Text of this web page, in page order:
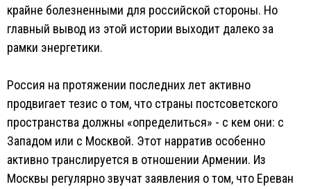
крайне болезненными для российской стороны. Но
главный вывод из этой истории выходит далеко за
рамки энергетики.
Россия на протяжении последних лет активно
продвигает тезис о том, что страны постсоветского
пространства должны «определиться» - с кем они: с
Западом или с Москвой. Этот нарратив особенно
активно транслируется в отношении Армении. Из
Москвы регулярно звучат заявления о том, что Ереван